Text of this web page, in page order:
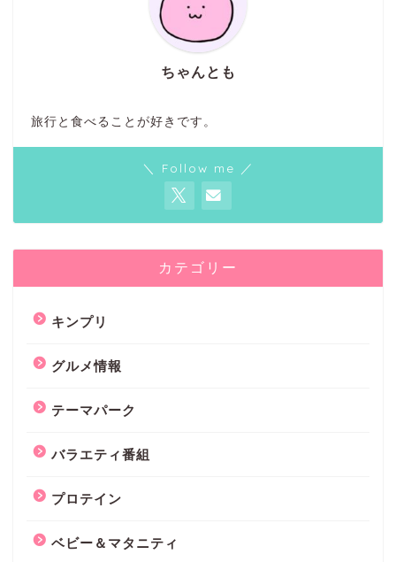
ちゃんとも
旅行と食べることが好きです。
＼ Follow me ／
カテゴリー
キンプリ
グルメ情報
テーマパーク
バラエティ番組
プロテイン
ベビー＆マタニティ